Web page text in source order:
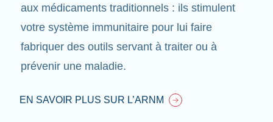
aux médicaments traditionnels : ils stimulent
votre système immunitaire pour lui faire
fabriquer des outils servant à traiter ou à
prévenir une maladie.
EN SAVOIR PLUS SUR L’ARNM